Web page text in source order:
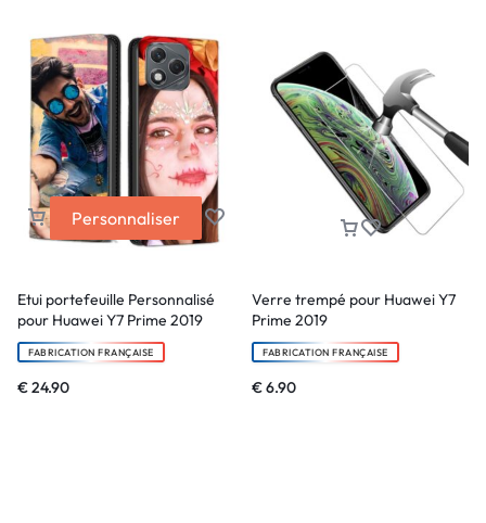
Personnaliser
Etui portefeuille Personnalisé
pour Huawei Y7 Prime 2019
FABRICATION FRANÇAISE
€24.90
Verre trempé pour Huawei Y7
Prime 2019
FABRICATION FRANÇAISE
€6.90